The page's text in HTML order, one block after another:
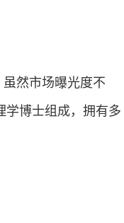
然市场曝光度不
学博士组成，拥有多